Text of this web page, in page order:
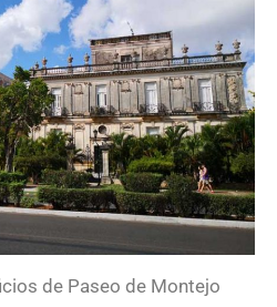
de Paseo de Montejo